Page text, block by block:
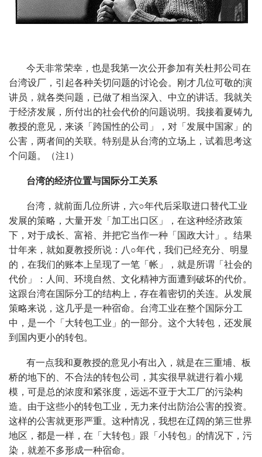
今天非常荣幸，也是我第一次公开参加有关杜邦公司在
台湾设厂，引起各种关切问题的讨论会。刚才几位可敬的演
讲员，就各类问题，已做了相当深入、中立的讲话。我就关
于经济发展，所付出的社会代价的问题说明。我接着夏铸九
教授的意见，来谈「跨国性的公司」，对「发展中国家」的
公害，两者间的关联。特别是从台湾的立场上，试着思考这
个问题。（注1）
台湾的经济位置与国际分工关系
台湾，就前面几位所讲，六○年代后采取进口替代工业
发展的策略，大量开发「加工出口区」，在这种经济政策
下，对于成长、富裕、并把它当作一种「国政大计」。结果
廿年来，就如夏教授所说：八○年代，我们已经充分、明显
的，在我们的账本上呈现了一笔「帐」，就是所谓「社会的
代价」：人间、环境自然、文化精神方面遭到破坏的代价。
这跟台湾在国际分工的结构上，存在着密切的关连。从发展
策略来说，这几乎是一种宿命。台湾工业在整个国际分工
中，是一个「大转包工业」的一部分。这个大转包，还发展
到国内更小的转包。
有一点我和夏教授的意见小有出入，就是在三重埔、板
桥的地下的、不合法的转包公司，其实很早就进行着小规
模，可是总的浓度和紧张度，远远不亚于大工厂的污染构
造。由于这些小的转包工业，无力来付出防治公害的投资。
这样的公害就更形严重。这种情况，我想在辽阔的第三世界
地区，都是一样，在「大转包」跟「小转包」的情况下，污
染，就差不多形成一种宿命。